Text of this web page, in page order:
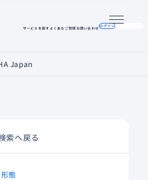
メニュ
サービスを探す よくあるご質問お問い合わせログイン
Japan
メント
索へ戻る
態